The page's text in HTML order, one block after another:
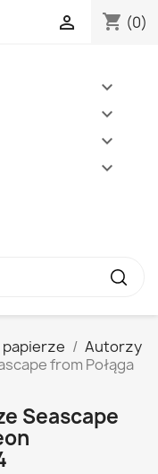
shopping_cart (0)

expand_more
expand_more
expand_more
expand_more
papierze
Autorzy
from Połąga
Seascape